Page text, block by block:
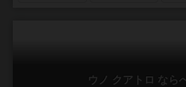
ウノ クアトロ なら